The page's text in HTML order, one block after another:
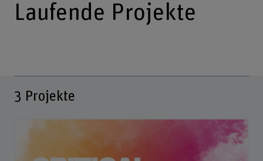
Laufende Projekte
3 Projekte